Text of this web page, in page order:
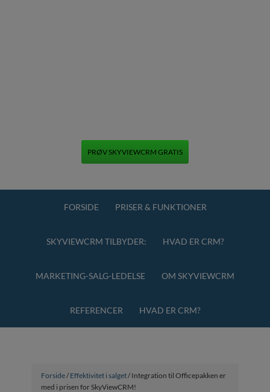
PRØV SKYVIEWCRM GRATIS
FORSIDE PRISER & FUNKTIONER
SKYVIEWCRM TILBYDER: HVAD ER CRM?
MARKETING-SALG-LEDELSE OM SKYVIEWCRM
REFERENCER HVAD ER CRM?
Forside/Effektivitet i salget/ Integration til Officepakken er
med i prisen for SkyViewCRM!